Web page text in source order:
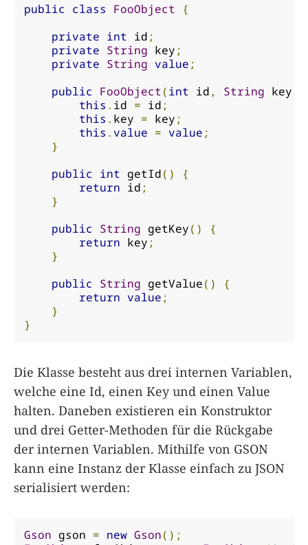
public class FooObject {
private int id ;
private String key ;
private String value ;
public FooObject(int id , String key
this . id = id ;
this . key = key ;
this .value = value ;
}
public int getId()
{
return id ;
}
public String getKey()
{
return key ;
}
public String getValue()
{
return value ;
}
}
Die Klasse besteht aus drei internen Variablen,
welche eine Id, einen Key und einen Value
halten. Daneben existieren ein Konstruktor
und drei Getter-Methoden für die Rückgabe
der internen Variablen. Mithilfe von GSON
kann eine Instanz der Klasse einfach zu JSON
serialisiert werden:
Gson gson = new Gson();